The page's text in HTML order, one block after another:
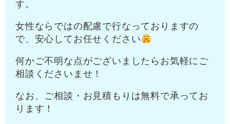
す。
女性ならではの配慮で行なっておりますの
で、安心してお任せください
何かご不明な点がございましたらお気軽にご
相談くださいませ！
なお、ご相談・お見積もりは無料で承ってお
ります！